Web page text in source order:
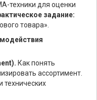
техники для оценки
задание:
товара».
Как понять
ассортимент.
технических